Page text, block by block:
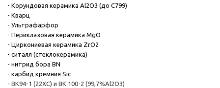
- Корундовая керамика Al2O3 (до С799)
- Кварц
- Ультрафарфор
- Периклазовая керамика MgO
- Циркониевая керамика ZrO2
- ситалл (стеклокерамика)
- нитрид бора BN
- карбид кремния Sic
- ВК94-1 (22ХС) и ВК 100-2 (99,7%Al2O3)